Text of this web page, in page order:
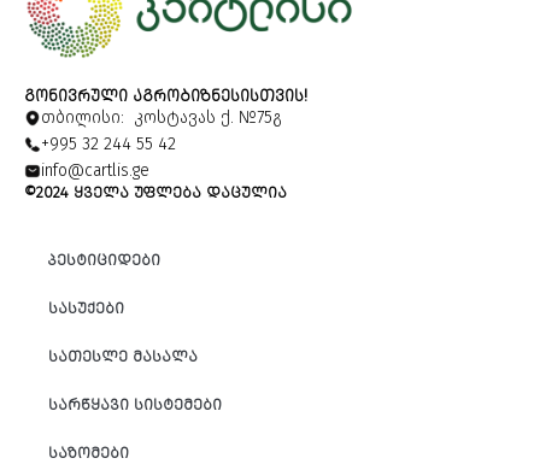
ᲒᲝᲜᲘᲕᲠᲣᲚᲘ ᲐᲒᲠᲝᲑᲘᲖᲜᲔᲡᲘᲡᲗᲕᲘᲡ!
თბილისი: კოსტავას ქ. №75გ
+995 32 244 55 42
info@cartlis.ge
©2024 ᲧᲕᲔᲚᲐ ᲣᲤᲚᲔᲑᲐ ᲓᲐᲪᲣᲚᲘᲐ
ᲞᲔᲡᲢᲘᲪᲘᲓᲔᲑᲘ
ᲡᲐᲡᲣᲥᲔᲑᲘ
ᲡᲐᲗᲔᲡᲚᲔ ᲛᲐᲡᲐᲚᲐ
ᲡᲐᲠᲬᲧᲐᲕᲘ ᲡᲘᲡᲢᲔᲛᲔᲑᲘ
ᲡᲐᲖᲝᲛᲔᲑᲘ